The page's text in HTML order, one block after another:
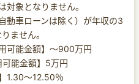
対象となりません。
動車ローンは除く）が年収の3
ません。
可能金額】～900万円
能金額】5万円
1.30～12.50％